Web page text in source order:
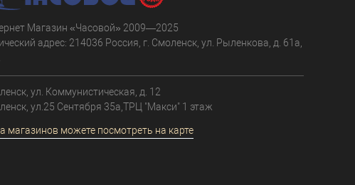
Магазин «Часовой» 2009—2025
адрес: 214036 Россия, г. Смоленск, ул. Рыленкова, д. 61а,
ул. Коммунистическая, д. 12
ул.25 Сентября 35а,ТРЦ "Макси" 1 этаж
магазинов можете посмотреть на карте